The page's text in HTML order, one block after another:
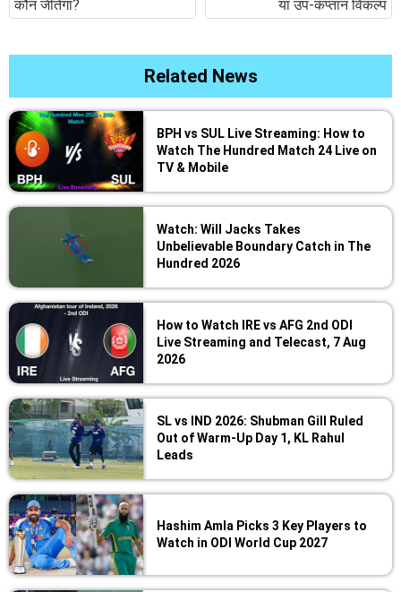
कौन जीतेगा? या उप-कप्तान विकल्प
Related News
BPH vs SUL Live Streaming: How to
Watch The Hundred Match 24 Live on
TV & Mobile
Watch: Will Jacks Takes
Unbelievable Boundary Catch in The
Hundred 2026
How to Watch IRE vs AFG 2nd ODI
Live Streaming and Telecast, 7 Aug
2026
SL vs IND 2026: Shubman Gill Ruled
Out of Warm-Up Day 1, KL Rahul
Leads
Hashim Amla Picks 3 Key Players to
Watch in ODI World Cup 2027